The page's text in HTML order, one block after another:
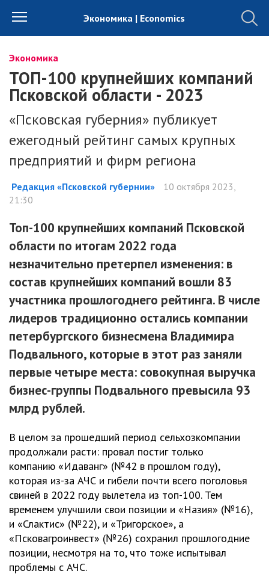
Экономика | Economics
Экономика
ТОП-100 крупнейших компаний
Псковской области - 2023
«Псковская губерния» публикует
ежегодный рейтинг самых крупных
предприятий и фирм региона
Редакция «Псковской губернии»
10 октября 2023,
21:30
Топ-100 крупнейших компаний Псковской
области по итогам 2022 года
незначительно претерпел изменения: в
состав крупнейших компаний вошли 83
участника прошлогоднего рейтинга. В числе
лидеров традиционно остались компании
петербургского бизнесмена Владимира
Подвального, которые в этот раз заняли
первые четыре места: совокупная выручка
бизнес-группы Подвального превысила 93
млрд рублей.
В целом за прошедший период сельхозкомпании
продолжали расти: провал постиг только
компанию «Идаванг» (№42 в прошлом году),
которая из-за АЧС и гибели почти всего поголовья
свиней в 2022 году вылетела из топ-100. Тем
временем улучшили свои позиции и «Назия» (№16),
и «Слактис» (№22), и «Тригорское», а
«Псковагроинвест» (№26) сохранил прошлогодние
позиции, несмотря на то, что тоже испытывал
проблемы с АЧС.